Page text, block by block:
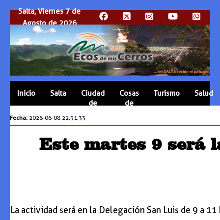
Salta, Viernes 7 de
Agosto de 2026
Inicio Salta
Ciudad
de
Cosas
de
Turismo Salud
Fecha: 2026-06-08 22:31:33
Este martes 9 será
La actividad será en la Delegación San Luis de 9 a